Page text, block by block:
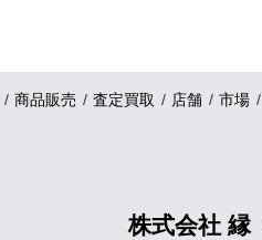
商品販売 査定買取 店舗 市場
株式会社 縁